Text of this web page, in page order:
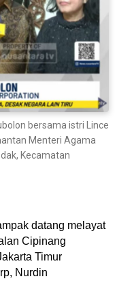
bersama istri Lince
Menteri Agama
Kecamatan
datang melayat
Cipinang
Timur
Nurdin